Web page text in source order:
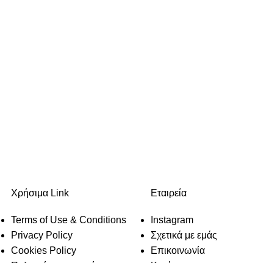
Χρήσιμα Link
Terms of Use & Conditions
Privacy Policy
Cookies Policy
Εταιρεία
Instagram
Σχετικά με εμάς
Επικοινωνία